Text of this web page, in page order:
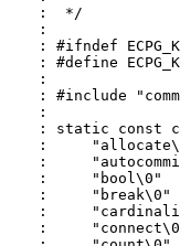
:  */
:
: #ifndef
: #define
:
: #include
:
: static const
:
:
:     "bool\0"
:     "break\0"
:
: